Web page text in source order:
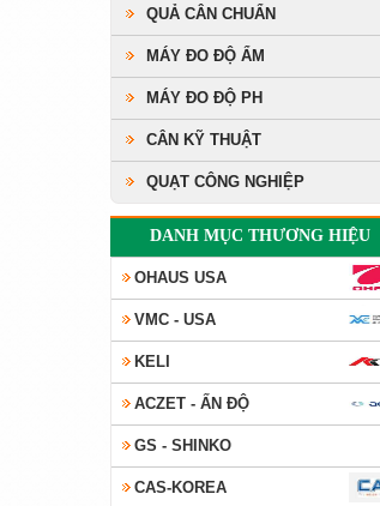
QUẢ CÂN CHUẨN
MÁY ĐO ĐỘ ẨM
MÁY ĐO ĐỘ PH
CÂN KỸ THUẬT
QUẠT CÔNG NGHIỆP
DANH MỤC THƯƠNG HIỆU
OHAUS USA
VMC - USA
KELI
ACZET - ẤN ĐỘ
GS - SHINKO
CAS-KOREA